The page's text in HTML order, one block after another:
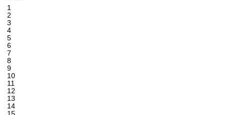
1
2
3
4
5
6
7
8
9
10
11
12
13
14